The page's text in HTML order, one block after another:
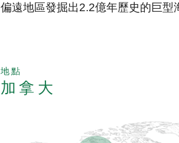
偏遠地區發掘出2.2億年歷史的巨型
地點
加拿大